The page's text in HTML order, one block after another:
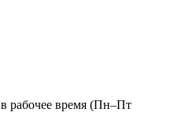
рабочее время (Пн–Пт